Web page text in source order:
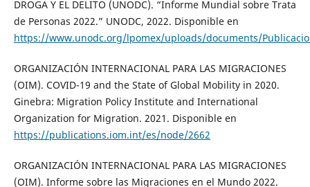
DROGA Y EL DELITO (UNODC). “Informe Mundial sobre Trata
de Personas 2022.” UNODC, 2022. Disponible en
https://www.unodc.org/lpomex/uploads/documents/
ORGANIZACIÓN INTERNACIONAL PARA LAS MIGRACIONES
(OIM). COVID-19 and the State of Global Mobility in 2020.
Ginebra: Migration Policy Institute and International
Organization for Migration. 2021. Disponible en
https://publications.iom.int/es/node/2662
ORGANIZACIÓN INTERNACIONAL PARA LAS MIGRACIONES
(OIM). Informe sobre las Migraciones en el Mundo 2022.